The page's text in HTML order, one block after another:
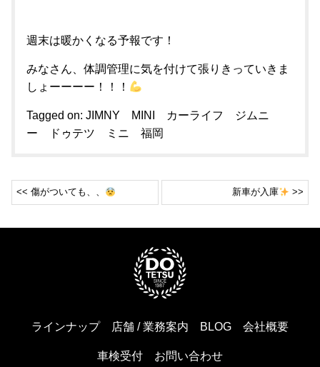
週末は暖かくなる予報です！
みなさん、体調管理に気を付けて張りきっていきま
しょーーーー！！！
Tagged on: JIMNY MINI カーライフ
ジムニ
ー
ドゥテツ ミニ 福岡
<< 傷がついても、、 新車が入庫 >>
ラインナップ 店舗 / 業務案内 BLOG 会社概要
車検受付 お問い合わせ